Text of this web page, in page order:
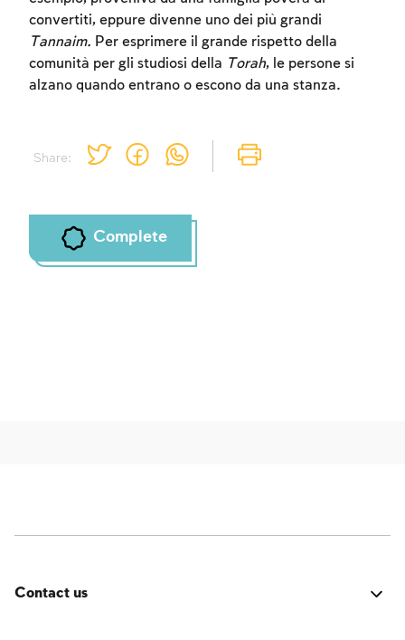
Share:
convertiti, eppure divenne uno dei più grandi
Tannaim. Per esprimere il grande rispetto della
comunità per gli studiosi della Torah, le persone si
alzano quando entrano o escono da una stanza.
Complete
to create an account or log in.
Sign up Login
Contact us